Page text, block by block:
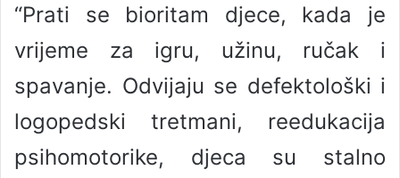
“Prati se bioritam djece, kada je
vrijeme za igru, užinu, ručak i
spavanje. Odvijaju se defektološki i
logopedski tretmani, reedukacija
psihomotorike, djeca su stalno